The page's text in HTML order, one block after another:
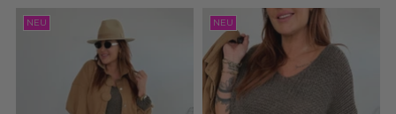
NEU NEU